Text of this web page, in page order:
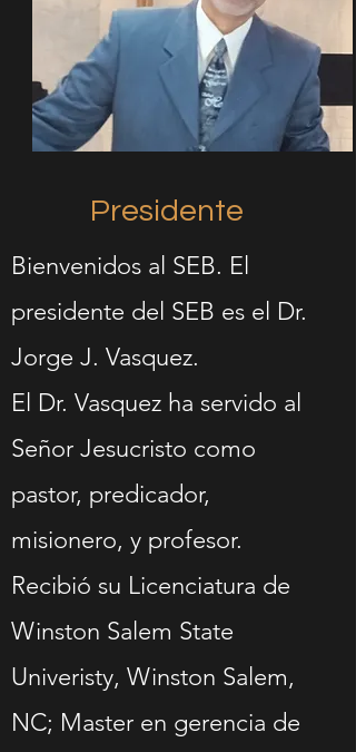
Presidente
Bienvenidos al SEB. El
presidente del SEB es el Dr.
Jorge J. Vasquez.
El Dr. Vasquez ha servido al
Señor Jesucristo como
pastor, predicador,
misionero, y profesor.
Recibió su Licenciatura de
Winston Salem State
Univeristy, Winston Salem,
NC; Master en gerencia de